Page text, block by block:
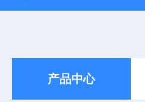
产品中心